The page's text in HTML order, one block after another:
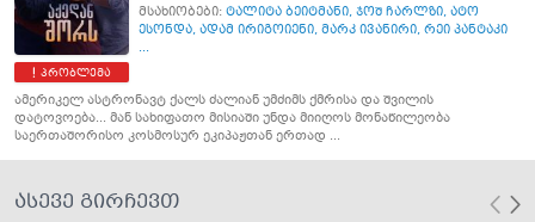
პრობლემა
მსახიობები: ტალიტა ბეიტმანი, ჯოშ ჩარლზი, ატო
ესონდა, ადამ ირიგოიენი, მარკ ივანირი, რეი პანტაკი
...
ამერიკელ ასტრონავტ ქალს ძალიან უმძიმს ქმრისა და შვილის
დატოვოება... მან სახიფათო მისიაში უნდა მიიღოს მონაწილეობა
საერთაშორისო კოსმოსურ ეკიპაჟთან ერთად ...
ასევე გირჩევთ